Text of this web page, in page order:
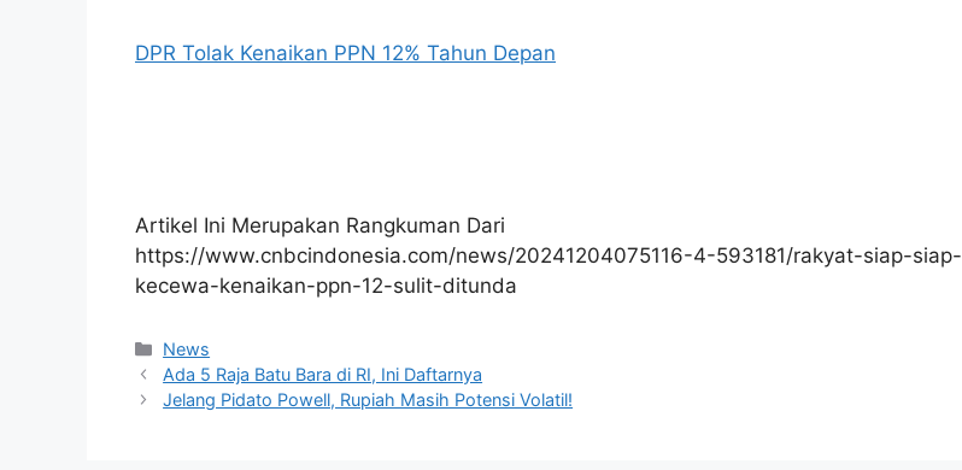
DPR Tolak Kenaikan PPN 12% Tahun Depan
Artikel Ini Merupakan Rangkuman Dari
https://www.cnbcindonesia.com/news/20241204075116-4-593181/rakyat-siap-siap-
kecewa-kenaikan-ppn-12-sulit-ditunda
Kategori
News
Ada 5 Raja Batu Bara di RI, Ini Daftarnya
Jelang Pidato Powell, Rupiah Masih Potensi Volatil!